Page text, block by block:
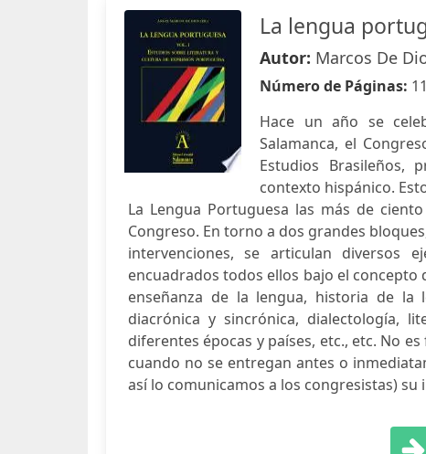
La lengua
Autor: Marcos De
Número de Páginas:
Hace un año se
Salamanca, el
Estudios Brasileños,
contexto hispánico.
La Lengua Portuguesa las más de
Congreso. En torno a dos grandes
intervenciones, se articulan diversos
encuadrados todos ellos bajo el
enseñanza de la lengua, historia de la
diacrónica y sincrónica, dialectología,
diferentes épocas y países, etc., etc. No
cuando no se entregan antes o
así lo comunicamos a los congresistas) su